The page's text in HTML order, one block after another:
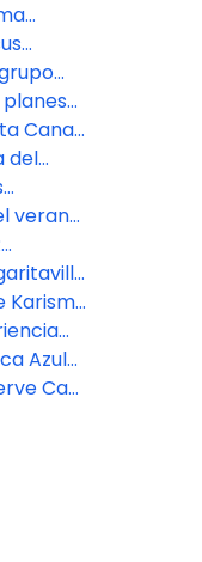
2024
Cana
del
verano
Karisma
Azul
Cap